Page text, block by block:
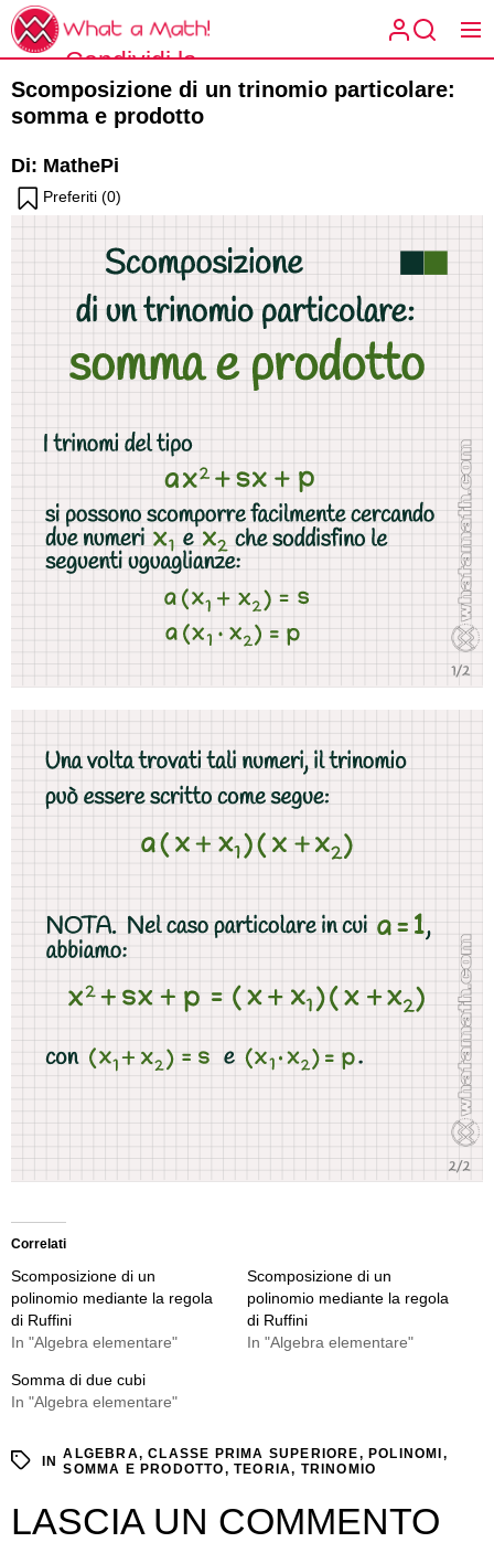
Skip
to
the
content
What
What a
Math!
Condividi la
matematica
spiegata a
modo tuo.
Scomposizione di un trinomio particolare:
somma e prodotto
Di: MathePi
Preferiti (0)
Correlati
Scomposizione di un
polinomio mediante la regola
di Ruffini
In "Algebra elementare"
Scomposizione di un
polinomio mediante la regola
di Ruffini
In "Algebra elementare"
Somma di due cubi
In "Algebra elementare"
IN ALGEBRA,CLASSE PRIMA SUPERIORE, POLINOMI ,
SOMMA E PRODOTTO,TEORIA, TRINOMIO
LASCIA UN COMMENTO